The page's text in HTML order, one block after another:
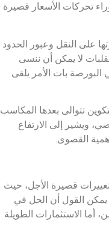
تحركات الأسعار قصيرة
على النقل وعبور الحدود
لا يمكن أن ننسى
البورصة بات الأمر يلقى
تتوالى بعدها المكاسب
ويشير إلى الارتفاع
القصوى.
قصيرة الأجل، حيث
يمكن القول أن الحل في
الاستثمارات الطويلة